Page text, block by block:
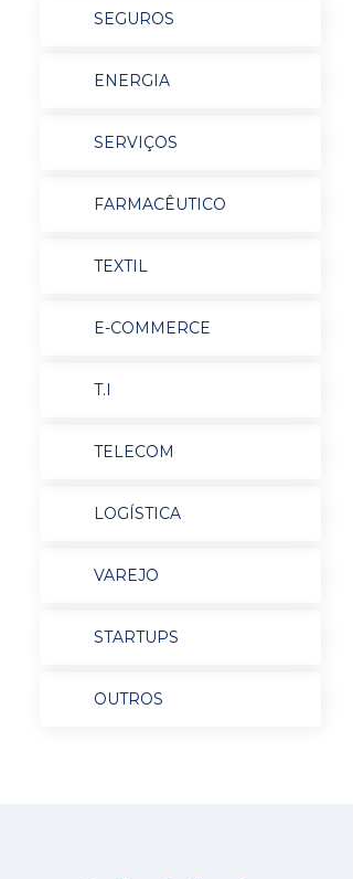
SEGUROS
ENERGIA
SERVIÇOS
FARMACÊUTICO
TEXTIL
E-COMMERCE
T.I
TELECOM
LOGÍSTICA
VAREJO
STARTUPS
OUTROS